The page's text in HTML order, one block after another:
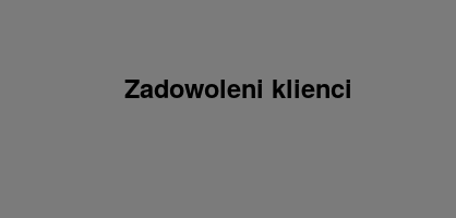
Zadowoleni klienci